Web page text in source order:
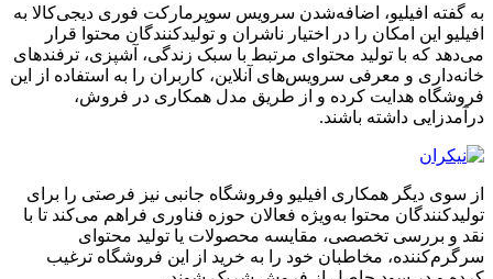
به گفته افیلیو، اضافه‌شدن سرویس سوپرمارکت فوری دیجی‌کالا به
افیلیو این امکان را در اختیار ناشران و تولیدکنندگان محتوا قرار
می‌دهد که با تولید محتوای مرتبط با سبک زندگی، آشپزی، ترفندهای
خانه‌داری و معرفی سرویس‌های آنلاین، کاربران را به استفاده از این
فروشگاه هدایت کرده و از طریق مدل همکاری در فروش،
درآمدزایی داشته باشند.
از سوی دیگر همکاری افیلیو وفروشگاه جانبی نیز فرصتی را برای
تولیدکنندگان محتوا به‌ویژه فعالان حوزه فناوری فراهم می‌کند تا با
نقد و بررسی تخصصی، مقایسه محصولات یا تولید محتوای
سرگرم‌کننده، مخاطبان خود را به خرید از این فروشگاه ترغیب